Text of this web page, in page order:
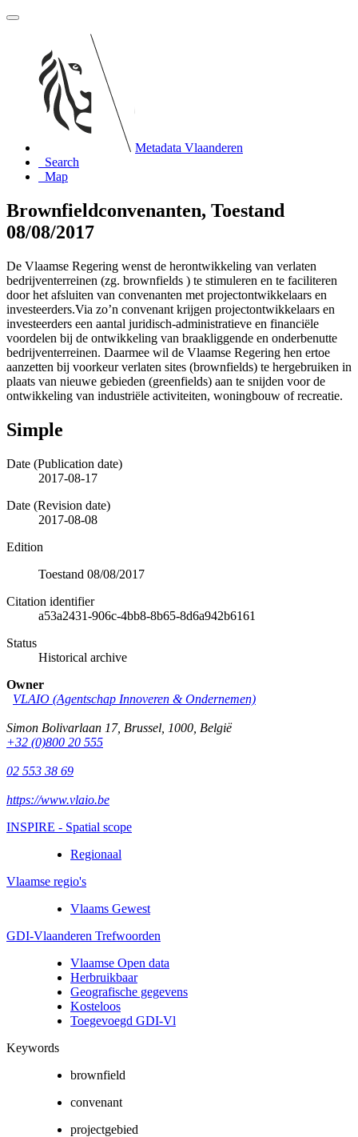
Metadata Vlaanderen
Search
Map
Brownfieldconvenanten, Toestand
08/08/2017
De Vlaamse Regering wenst de herontwikkeling van verlaten
bedrijventerreinen (zg. brownfields ) te stimuleren en te faciliteren
door het afsluiten van convenanten met projectontwikkelaars en
investeerders.Via zo’n convenant krijgen projectontwikkelaars en
investeerders een aantal juridisch-administratieve en financiële
voordelen bij de ontwikkeling van braakliggende en onderbenutte
bedrijventerreinen. Daarmee wil de Vlaamse Regering hen ertoe
aanzetten bij voorkeur verlaten sites (brownfields) te hergebruiken in
plaats van nieuwe gebieden (greenfields) aan te snijden voor de
ontwikkeling van industriële activiteiten, woningbouw of recreatie.
Simple
Date (Publication date)
2017-08-17
Date (Revision date)
2017-08-08
Edition
Toestand 08/08/2017
Citation identifier
a53a2431-906c-4bb8-8b65-8d6a942b6161
Status
Historical archive
Owner
VLAIO (Agentschap Innoveren & Ondernemen)
Simon Bolivarlaan 17, Brussel 1000 België
+32 (0)800 20 555
02 553 38 69
https://www.vlaio.be
INSPIRE - Spatial scope
Regionaal
Vlaamse regio's
Vlaams Gewest
GDI-Vlaanderen Trefwoorden
Vlaamse Open data
Herbruikbaar
Geografische gegevens
Kosteloos
Toegevoegd GDI-Vl
Keywords
brownfield
convenant
projectgebied